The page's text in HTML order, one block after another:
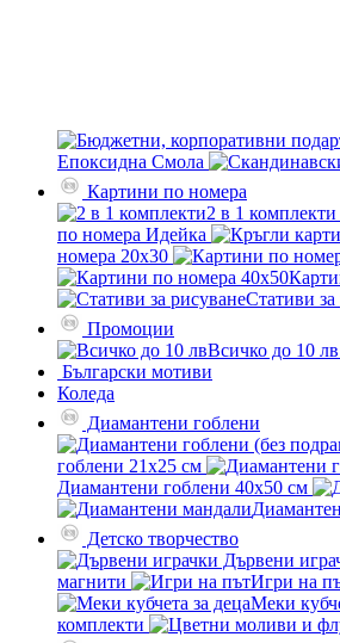
Епоксидна Смола
Картини по номера
2 в 1 комплекти
по номера Идейка
номера 20x30
Стативи
Промоции
Всичко до 10 лв
Български мотиви
Коледа
Диамантени гоблени
гоблени 21x25 см
Диамантени гоблени 40x50 см
Детско творчество
Дървени
магнити
Игри на
Меки
комплекти